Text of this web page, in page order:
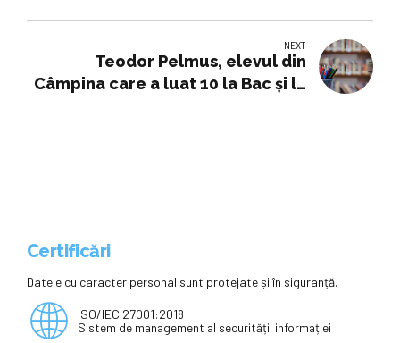
NEXT
Teodor Pelmus, elevul din
Câmpina care a luat 10 la Bac și la
Certificări
Datele cu caracter personal sunt protejate și în siguranță.
ISO/IEC 27001:2018
Sistem de management al securității informației